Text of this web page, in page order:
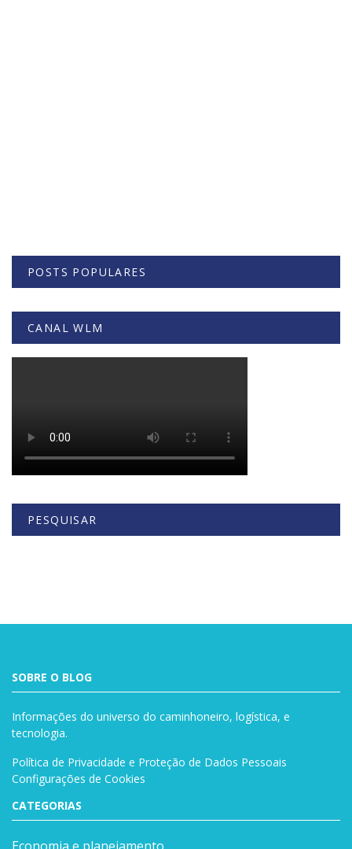
POSTS POPULARES
CANAL WLM
PESQUISAR
SOBRE O BLOG
Informações do universo do caminhoneiro, logística, e
tecnologia.
Política de Privacidade e Proteção de Dados Pessoais
Configurações de Cookies
CATEGORIAS